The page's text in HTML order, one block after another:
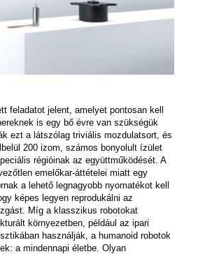
feladatot jelent, amelyet pontosan kell
is egy bő évre van szükségük
ezt a látszólag triviális mozdulatsort, és
200 izom, számos bonyolult ízület
régióinak az együttműködését. A
emelőkar-áttételei miatt egy
a lehető legnagyobb nyomatékot kell
képes legyen reprodukálni az
Míg a klasszikus robotokat
környezetben, például az ipari
használják, a humanoid robotok
a mindennapi életbe. Olyan